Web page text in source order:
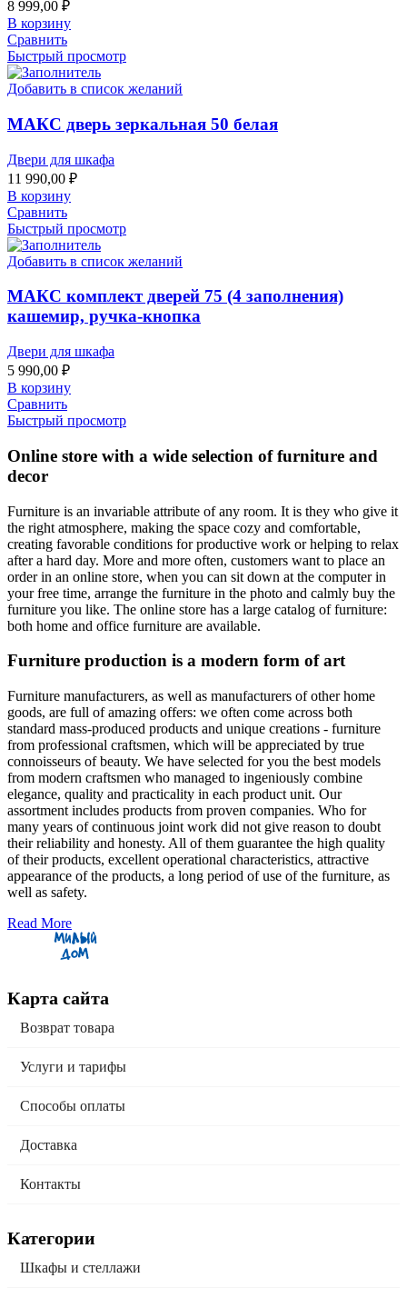
8 999,00 ₽
В корзину
Сравнить
Быстрый просмотр
Добавить в список желаний
МАКС дверь зеркальная 50 белая
Двери для шкафа
11 990,00 ₽
В корзину
Сравнить
Быстрый просмотр
Добавить в список желаний
МАКС комплект дверей 75 (4 заполнения)
кашемир, ручка-кнопка
Двери для шкафа
5 990,00 ₽
В корзину
Сравнить
Быстрый просмотр
Online store with a wide selection of furniture and
decor
Furniture is an invariable attribute of any room. It is they who give it
the right atmosphere, making the space cozy and comfortable,
creating favorable conditions for productive work or helping to relax
after a hard day. More and more often, customers want to place an
order in an online store, when you can sit down at the computer in
your free time, arrange the furniture in the photo and calmly buy the
furniture you like. The online store has a large catalog of furniture:
both home and office furniture are available.
Furniture production is a modern form of art
Furniture manufacturers, as well as manufacturers of other home
goods, are full of amazing offers: we often come across both
standard mass-produced products and unique creations - furniture
from professional craftsmen, which will be appreciated by true
connoisseurs of beauty. We have selected for you the best models
from modern craftsmen who managed to ingeniously combine
elegance, quality and practicality in each product unit. Our
assortment includes products from proven companies. Who for
many years of continuous joint work did not give reason to doubt
their reliability and honesty. All of them guarantee the high quality
of their products, excellent operational characteristics, attractive
appearance of the products, a long period of use of the furniture, as
well as safety.
Read More
Карта сайта
Возврат товара
Услуги и тарифы
Способы оплаты
Доставка
Контакты
Категории
Шкафы и стеллажи